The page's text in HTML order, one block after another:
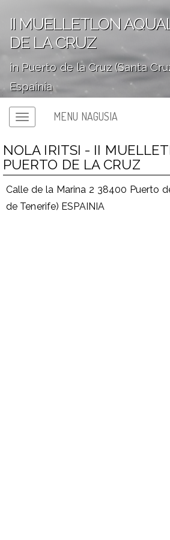
II MUELLETLON
DE LA CRUZ
in Puerto de la Cruz (Santa
Espainia
';
MENU NAGUSIA
NOLA IRITSI - II
PUERTO DE LA CRUZ
Calle de la Marina 2 38400 Puerto
de Tenerife) ESPAINIA